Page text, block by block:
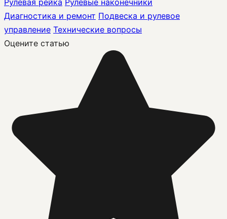
Рулевая рейка Рулевые наконечники
Диагностика и ремонт Подвеска и рулевое
управление Технические вопросы
Оцените статью